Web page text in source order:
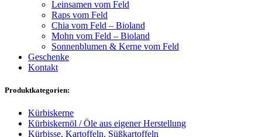
Leinsamen vom Feld
Raps vom Feld
Chia vom Feld – Bioland
Mohn vom Feld – Bioland
Sonnenblumen & Kerne vom Feld
Geschenke
Kontakt
Produktkategorien:
Kürbiskerne
Kürbiskernöl / Öle aus eigener Herstellung
Kürbisse, Kartoffeln, Süßkartoffeln